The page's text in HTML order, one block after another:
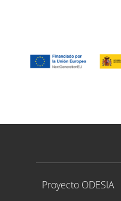
Proyecto ODESIA
Proyecto ODESIA